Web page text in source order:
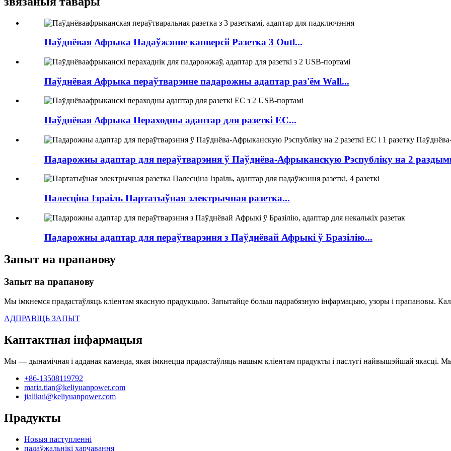
Паўднёвая Афрыка Падаўжэнне канверсіі Разетка 3 Outl...
Паўднёвая Афрыка пераўтварэнне падарожны адаптар раз'ём Wall...
Паўднёвая Афрыка Пераходны адаптар для разеткі ЕС...
Падарожны адаптар для пераўтварэння ў Паўднёва-Афрыканскую Рэспубліку на 2
Палесціна Ізраіль Партатыўная электрычная разетка...
Падарожны адаптар для пераўтварэння з Паўднёвай Афрыкі ў Бразілію...
Запыт на прапанову
Запыт на прапанову
Мы імкнемся прадастаўляць кліентам якасную прадукцыю. Запытайце больш падрабязную інфармацыю, узоры і прапановы.
АДПРАВІЦЬ ЗАПЫТ
Кантактная інфармацыя
Мы — дынамічная і адданая каманда, якая імкнецца прадастаўляць нашым кліентам прадукты і паслугі найвышэйшай якасці.
+86-13508119792
maria.tian@keliyuanpower.com
jialikui@keliyuanpower.com
Прадукты
Новыя паступленні
падаўжальнікі харчавання